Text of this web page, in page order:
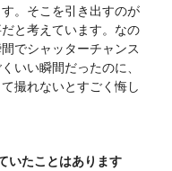
。そこを引き出すのが
と考えています。なの
でシャッターチャンス
いい瞬間だったのに、
撮れないとすごく悔し
いたことはあります